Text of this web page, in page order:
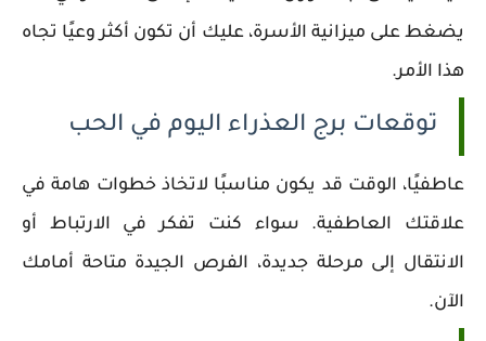
يضغط على ميزانية الأسرة، عليك أن تكون أكثر وعيًا تجاه
هذا الأمر.
توقعات برج العذراء اليوم في الحب
عاطفيًا، الوقت قد يكون مناسبًا لاتخاذ خطوات هامة في
علاقتك العاطفية. سواء كنت تفكر في الارتباط أو
الانتقال إلى مرحلة جديدة، الفرص الجيدة متاحة أمامك
الآن.